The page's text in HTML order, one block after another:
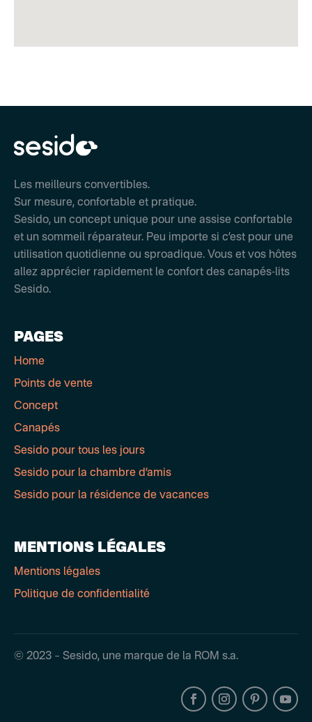
Les meilleurs convertibles.
Sur mesure, confortable et pratique.
Sesido, un concept unique pour une assise confortable
et un sommeil réparateur. Peu importe si c’est pour une
utilisation quotidienne ou sproadique. Vous et vos hôtes
allez apprécier rapidement le confort des canapés-lits
Sesido.
PAGES
Home
Points de vente
Concept
Canapés
Sesido pour tous les jours
Sesido pour la chambre d’amis
Sesido pour la résidence de vacances
MENTIONS LÉGALES
Mentions légales
Politique de confidentialité
© 2023 – Sesido, une marque de la ROM s.a.